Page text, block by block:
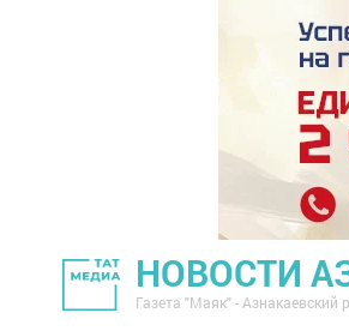
НОВОСТИ
Газета "Маяк" - Азнакаевский